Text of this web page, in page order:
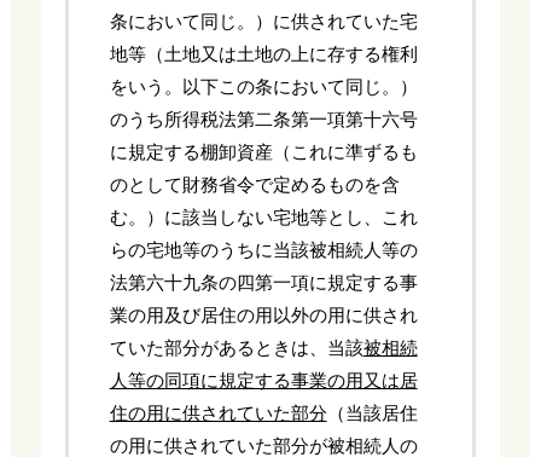
条において同じ。）に供されていた宅
地等（土地又は土地の上に存する権利
をいう。以下この条において同じ。）
のうち所得税法第二条第一項第十六号
に規定する棚卸資産（これに準ずるも
のとして財務省令で定めるものを含
む。）に該当しない宅地等とし、これ
らの宅地等のうちに当該被相続人等の
法第六十九条の四第一項に規定する事
業の用及び居住の用以外の用に供され
ていた部分があるときは、当該被相続
人等の同項に規定する事業の用又は居
住の用に供されていた部分（当該居住
の用に供されていた部分が被相続人の